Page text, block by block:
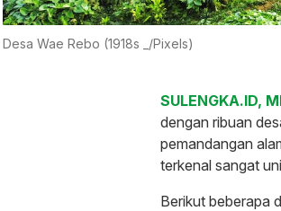
Desa Wae Rebo (1918s _/Pixels)
SULENGKA.ID,
dengan ribuan
pemandangan
terkenal sangat
Berikut beberapa